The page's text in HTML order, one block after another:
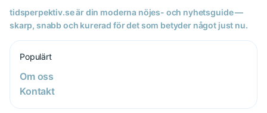
tidsperpektiv.se är din moderna nöjes- och nyhetsguide —
skarp, snabb och kurerad för det som betyder något just nu.
Populärt
Om oss
Kontakt